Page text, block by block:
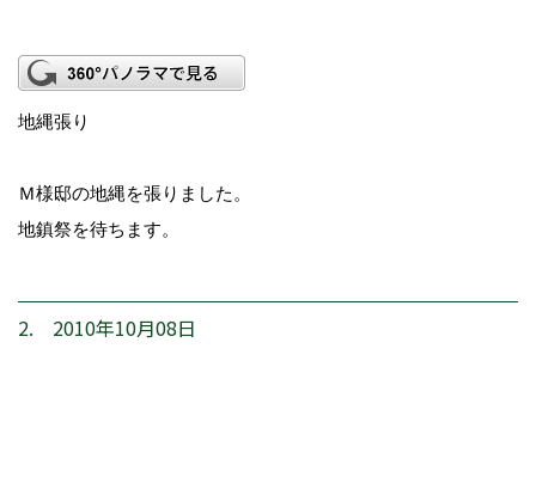
地縄張り
Ｍ様邸の地縄を張りました。
地鎮祭を待ちます。
2. 2010年10月08日